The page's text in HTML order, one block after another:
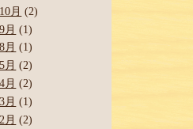
月 (2)
月 (1)
月 (1)
月 (2)
月 (2)
月 (1)
月 (2)